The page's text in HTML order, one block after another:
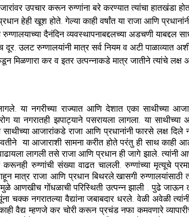
उपचार करून रुग्णांना बरे करण्यात त्यांचा हातखंडा
हेही खूश होते. गेल्या काही वर्षांत या राजा आणि
रुग्णालयाच्या दैनंदिन व्यवस्थापनाबद्दलच्या अडचणी याबद्दल
उलट रुग्णालयांनी मात्र सर्व नियम व अटी पाळाव्यात
मिळणारा कर व इतर उत्पन्नाकडे मात्र जातीने त्यांचे लक्ष
या नगरीच्या राज्यात आणि देशात एका साथीच्या
या नगरातही झपाट्याने पसरायला लागला. या
आजारांकडे राजा आणि प्रधानांनी फारसे लक्ष दिले
या आजाराशी सामना करीत होते परंतु ही साथ काही
लागली तसे राजा आणि प्रधान ही जागे झाले. त्यांनी
रुग्णांची संख्या वाढत चालली. रुग्णांच्या मृत्यूचे
मात्र राजा आणि प्रधान बिथरले.खासगी रुग्णालयांसाठी
आणखीच गोंधळाची परिस्थिती उत्पन्न झाली . पुढे जाऊन तर
चक्क नगरातल्या वैद्यांना जबाबदार धरले. वेळी अवेळी त्यांनी
वैद्य म्हणजे कर चोरी करून प्रचंड नफा कमवणारे